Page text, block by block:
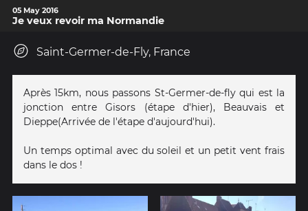
05 May 2016
Je veux revoir ma Normandie
Saint-Germer-de-Fly, France
Après 15km, nous passons St-Germer-de-fly qui est la
jonction entre Gisors (étape d'hier), Beauvais et
Dieppe(Arrivée de l'étape d'aujourd'hui).
Un temps optimal avec du soleil et un petit vent frais
dans le dos !